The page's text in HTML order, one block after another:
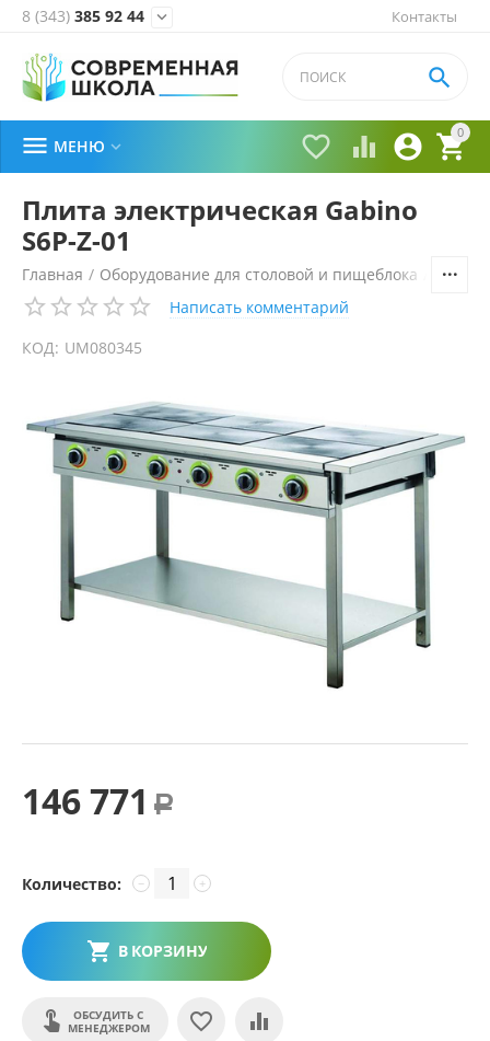
Контакты
8 (343) 385 92 44 
0


 

 МЕНЮ 
Плита электрическая Gabino
S6P-Z-01
Главная / Оборудование для столовой и пищеблока
Написать комментарий
КОД: UM080345
146 771 Р
Количество: +
−
В КОРЗИНУ
ОБСУДИТЬ С
МЕНЕДЖЕРОМ